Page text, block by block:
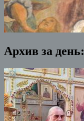
Архив за день: